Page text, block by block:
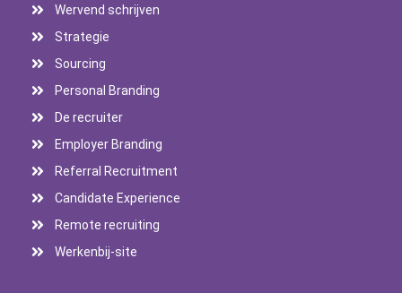
Wervend schrijven
Strategie
Sourcing
Personal Branding
De recruiter
Employer Branding
Referral Recruitment
Candidate Experience
Remote recruiting
Werkenbij-site